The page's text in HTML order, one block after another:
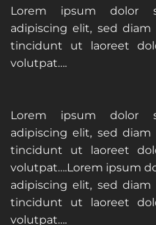
Lorem ipsum dolor
adipiscing elit, sed
tincidunt ut laoreet
volutpat….
Lorem ipsum dolor
adipiscing elit, sed
tincidunt ut laoreet
volutpat….Lorem ipsum
adipiscing elit, sed
tincidunt ut laoreet
volutpat….